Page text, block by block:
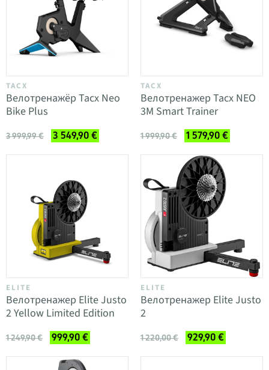
TACX
Велотренажёр Tacx Neo
Bike Plus
3 999,99 € 3 549,90 €
TACX
Велотренажер Tacx NEO
3M Smart Trainer
1 999,90 € 1 579,90 €
ELITE
Велотренажер Elite Justo
2 Yellow Limited Edition
1 249,90 € 999,90 €
ELITE
Велотренажер Elite Justo
2
1 220,00 € 929,90 €